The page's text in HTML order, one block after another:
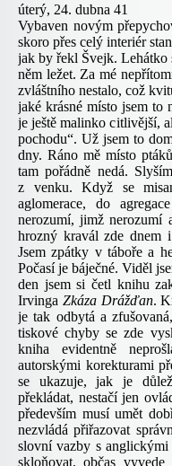
úterý, 24. dubna 41
Vybaven novým
skoro přes celý interiér
jak by řekl Švejk. Lehátko
něm ležet. Za mé
zvláštního nestalo, což
jaké krásné místo jsem to
je ještě malinko citlivější,
pochodu“. Už jsem to
dny. Ráno mě místo
tam pořádně nedá.
z venku. Když se
aglomerace, do
nerozumí, jimž nerozumí
hrozný kravál zde dnem
Jsem zpátky v táboře a
Počasí je báječné. Viděl
den jsem si četl knihu
Irvinga Zkáza Drážďan.
je tak odbytá a
tiskové chyby se zde
kniha evidentně
autorskými korekturami
se ukazuje, jak je
překládat, nestačí jen
především musí umět
nezvládá přiřazovat
slovní vazby s anglickými
skloňovat, občas